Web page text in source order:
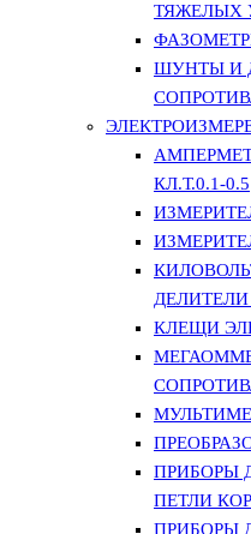
ТЯЖЕЛЫХ
ШУНТЫ И
КЛ.Т.0.1-0.5
КЛЕЩИ
ПРИБОРЫ
ПЕТЛИ
ПРИБОРЫ